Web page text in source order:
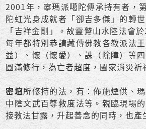
2001年，寧瑪派噶陀傳承持有者，
陀虹光身成就者「卻吉多傑」的轉
「吉祥金剛」。故靈鷲山水陸法會
每年都特別恭請藏傳佛教各教派法
益）、懷（懷愛）、誅（除障）等
圓滿修行，為亡者超度，闔家消災祈
密壇所修持的法，有：佈施煙供、
中陰文武百尊救度法等。親臨現場
接教法甘露，升起善念的同時，也